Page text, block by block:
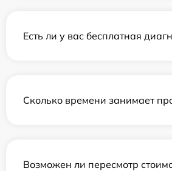
Есть ли у вас бесплатная
Сколько времени занимает
Возможен ли пересмотр